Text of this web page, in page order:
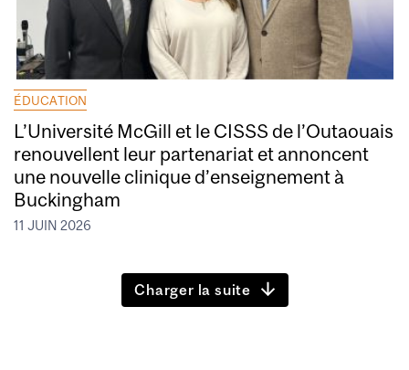
ÉDUCATION
L’Université McGill et le CISSS de l’Outaouais
renouvellent leur partenariat et annoncent
une nouvelle clinique d’enseignement à
Buckingham
11 JUIN 2026
Charger la suite